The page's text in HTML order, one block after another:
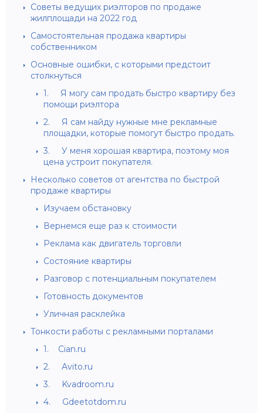
Советы ведущих риэлторов по продаже
жилплощади на 2022 год
Самостоятельная продажа квартиры
собственником
Основные ошибки, с которыми предстоит
столкнуться
1. Я могу сам продать быстро квартиру без
помощи риэлтора
2. Я сам найду нужные мне рекламные
площадки, которые помогут быстро продать.
3. У меня хорошая квартира, поэтому моя
цена устроит покупателя.
Несколько советов от агентства по быстрой
продаже квартиры
Изучаем обстановку
Вернемся еще раз к стоимости
Реклама как двигатель торговли
Состояние квартиры
Разговор с потенциальным покупателем
Готовность документов
Уличная расклейка
Тонкости работы с рекламными порталами
1. Cian.ru
2. Avito.ru
3. Kvadroom.ru
4. Gdeetotdom.ru